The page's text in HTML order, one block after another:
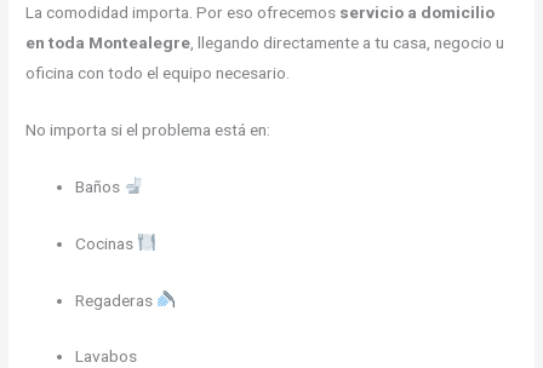
La comodidad importa. Por eso ofrecemos servicio a domicilio
en toda Montealegre , llegando directamente a tu casa, negocio u
oficina con todo el equipo necesario.
No importa si el problema está en:
Baños
Cocinas
Regaderas
Lavabos